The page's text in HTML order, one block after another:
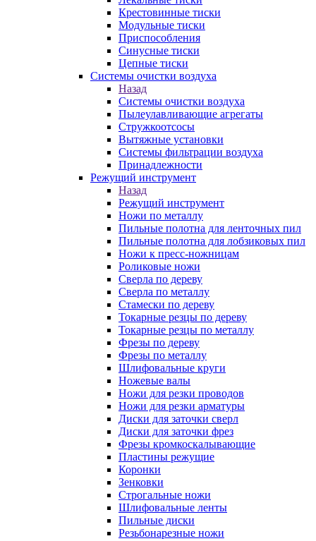
Крестовинные тиски
Модульные тиски
Приспособления
Синусные тиски
Цепные тиски
Системы очистки воздуха
Назад
Системы очистки воздуха
Пылеулавливающие агрегаты
Стружкоотсосы
Вытяжные установки
Системы фильтрации воздуха
Принадлежности
Режущий инструмент
Назад
Режущий инструмент
Ножи по металлу
Пильные полотна для ленточных пил
Пильные полотна для лобзиковых пил
Ножи к пресс-ножницам
Роликовые ножи
Сверла по дереву
Сверла по металлу
Стамески по дереву
Токарные резцы по дереву
Токарные резцы по металлу
Фрезы по дереву
Фрезы по металлу
Шлифовальные круги
Ножевые валы
Ножи для резки проводов
Ножи для резки арматуры
Диски для заточки сверл
Диски для заточки фрез
Фрезы кромкоскалывающие
Пластины режущие
Коронки
Зенковки
Строгальные ножи
Шлифовальные ленты
Пильные диски
Резьбонарезные ножи